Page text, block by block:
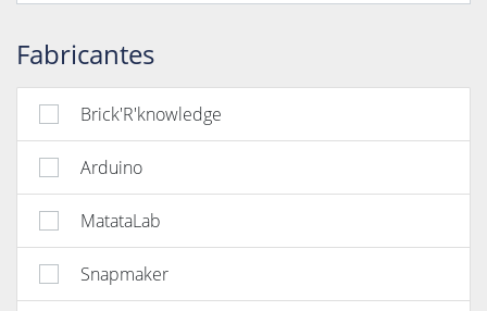
Fabricantes
Brick'R'knowledge
Arduino
MatataLab
Snapmaker